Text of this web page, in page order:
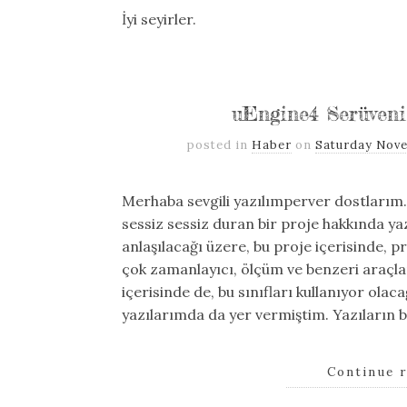
İyi seyirler.
uEngine4
posted in Haber on Saturday
Merhaba sevgili yazılımperver
sessiz sessiz duran bir proje hakkında
anlaşılacağı üzere, bu proje içerisinde,
çok zamanlayıcı, ölçüm ve benzeri
içerisinde de, bu sınıfları kullanıyor
yazılarımda da yer vermiştim. Yazıların
Continue